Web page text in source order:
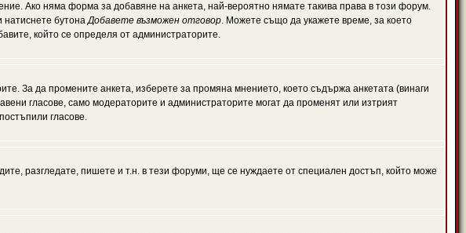
Ако няма форма за добавяне на анкета, най-вероятно нямате такива права в този форум.
натиснете бутонаДобавете възможен отговор. Можете също да укажете време, за което
който се определя от администраторите.
За да промените анкета, изберете за промяна мнението, което съдържа анкетата (винаги
гласове, само модераторите и администраторите могат да променят или изтрият
гласове.
разгледате, пишете и т.н. в тези форуми, ще се нуждаете от специален достъп, който може